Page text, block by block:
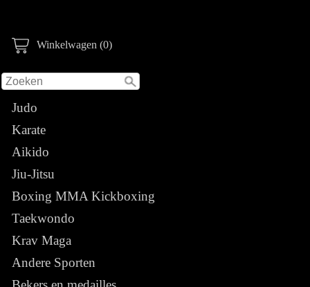
Winkelwagen (0)
Judo
Karate
Aikido
Jiu-Jitsu
Boxing MMA Kickboxing
Taekwondo
Krav Maga
Andere Sporten